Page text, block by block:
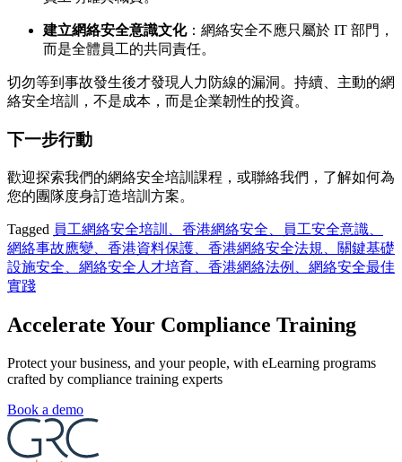
建立網絡安全意識文化：網絡安全不應只屬於 IT 部門，
而是全體員工的共同責任。
切勿等到事故發生後才發現人力防線的漏洞。持續、主動的網
絡安全培訓，不是成本，而是企業韌性的投資。
下一步行動
歡迎探索我們的網絡安全培訓課程，或聯絡我們，了解如何為
您的團隊度身訂造培訓方案。
Tagged 員工網絡安全培訓、香港網絡安全、員工安全意識、
網絡事故應變、香港資料保護、香港網絡安全法規、關鍵基礎
設施安全、網絡安全人才培育、香港網絡法例、網絡安全最佳
實踐
Accelerate Your Compliance Training
Protect your business, and your people, with eLearning programs
crafted by compliance training experts
Book a demo